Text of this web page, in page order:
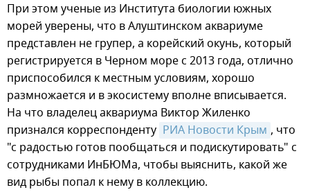
При этом ученые из Института биологии южных
морей уверены, что в Алуштинском аквариуме
представлен не групер, а корейский окунь, который
регистрируется в Черном море с 2013 года, отлично
приспособился к местным условиям, хорошо
размножается и в экосистему вполне вписывается.
На что владелец аквариума Виктор Жиленко
признался корреспонденту РИА Новости Крым , что
"с радостью готов пообщаться и подискутировать" с
сотрудниками ИнБЮМа, чтобы выяснить, какой же
вид рыбы попал к нему в коллекцию.